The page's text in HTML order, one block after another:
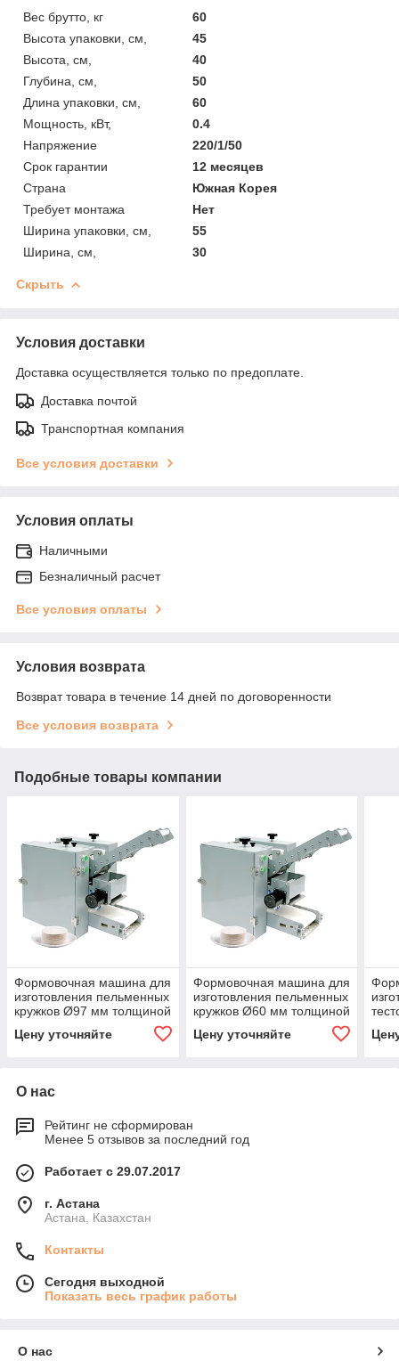
Вес брутто, кг
60
Высота упаковки, см,
45
Высота, см,
40
Глубина, см,
50
Длина упаковки, см,
60
Мощность, кВт,
0.4
Напряжение
220/1/50
Срок гарантии
12 месяцев
Страна
Южная Корея
Требует монтажа
Нет
Ширина упаковки, см,
55
Ширина, см,
30
Скрыть
Условия доставки
Доставка осуществляется только по предоплате.
Доставка почтой
Транспортная компания
Все условия доставки
Условия оплаты
Наличными
Безналичный расчет
Все условия оплаты
Условия возврата
Возврат товара в течение 14 дней по договоренности
Все условия возврата
Подобные товары компании
Формовочная машина для
изготовления пельменных
кружков Ø97 мм толщиной
3.5 мм Kocateq OMJ round
F 97/3.5
Цену уточняйте
Формовочная машина для
изготовления пельменных
кружков Ø60 мм толщиной
1.6 мм Kocateq OMJ round
A 60/1.6
Цену уточняйте
О нас
Рейтинг не сформирован
Менее 5 отзывов за последний год
Работает с 29.07.2017
г. Астана
Астана, Казахстан
Контакты
Сегодня выходной
Показать весь график работы
О нас